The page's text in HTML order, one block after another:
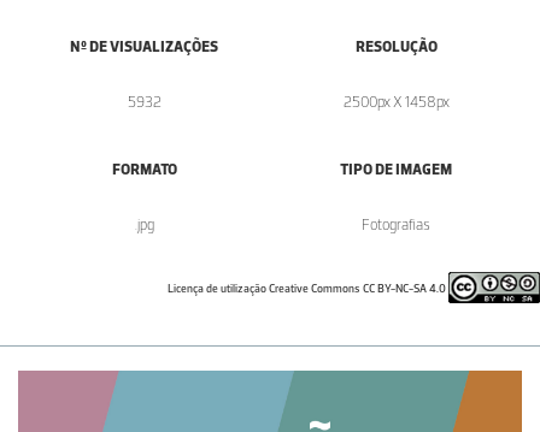
Nº DE VISUALIZAÇÕES
5932
RESOLUÇÃO
2500px X 1458px
FORMATO
.jpg
TIPO DE IMAGEM
Fotografias
Licença de utilização Creative Commons CC BY-NC-SA 4.0